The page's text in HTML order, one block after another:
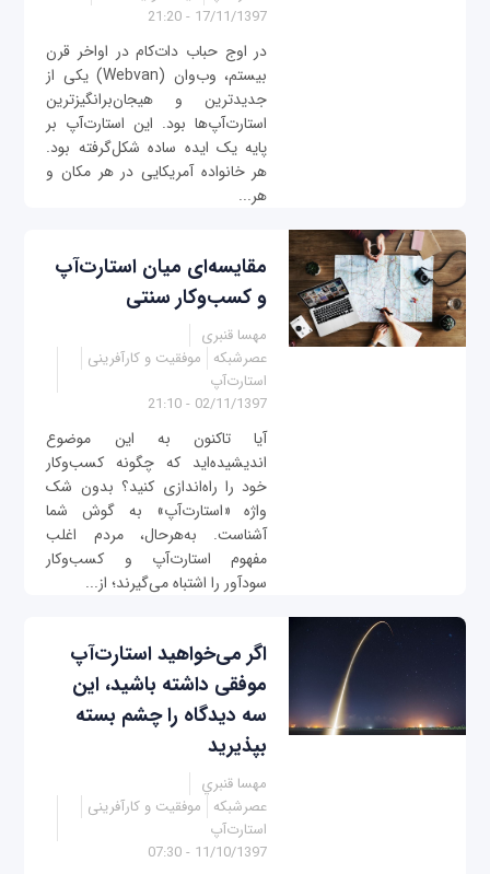
17/11/1397 - 21:20
در اوج حباب دات‌کام در اواخر قرن
بیستم، وب‌وان (Webvan) یکی از
جدیدترین و هیجان‌برانگیزترین
استارت‌آپ‌ها بود. این استارت‌آپ بر
پایه یک ایده ساده شکل‌گرفته بود.
هر خانواده آمریکایی در هر مکان و
هر...
مقایسه‌ای میان استارت‌آپ
و کسب‌وکار سنتی
مهسا قنبری
عصرشبکه
موفقیت و کارآفرینی
استارت‌آپ
02/11/1397 - 21:10
آیا تاکنون به این موضوع
اندیشیده‌اید که چگونه کسب‌وکار
خود را راه‌اندازی کنید؟ بدون شک
واژه «استارت‌آپ» به گوش شما
آشناست. به‌هرحال، مردم اغلب
مفهوم استارت‌آپ و کسب‌وکار
سودآور را اشتباه می‌گیرند؛ از...
اگر می‌خواهید استارت‌آپ
موفقی داشته باشید، این
سه دیدگاه را چشم بسته
بپذیرید
مهسا قنبري
عصرشبکه
موفقیت و کارآفرینی
استارت‌آپ
11/10/1397 - 07:30